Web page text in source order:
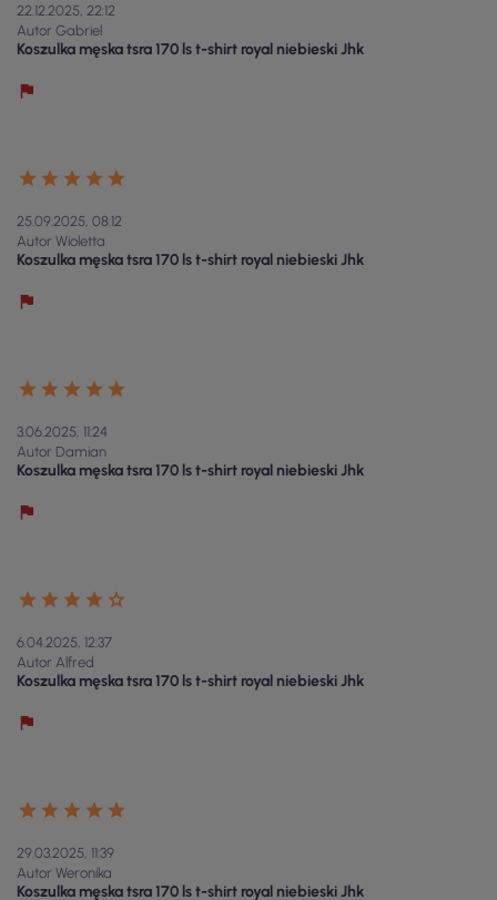
22.12.2025, 22:12
Autor Gabriel
Koszulka męska tsra 170 ls t-shirt royal niebieski Jhk
25.09.2025, 08:12
Autor Wioletta
Koszulka męska tsra 170 ls t-shirt royal niebieski Jhk
3.06.2025, 11:24
Autor Damian
Koszulka męska tsra 170 ls t-shirt royal niebieski Jhk
6.04.2025, 12:37
Autor Alfred
Koszulka męska tsra 170 ls t-shirt royal niebieski Jhk
29.03.2025, 11:39
Autor Weronika
Koszulka męska tsra 170 ls t-shirt royal niebieski Jhk